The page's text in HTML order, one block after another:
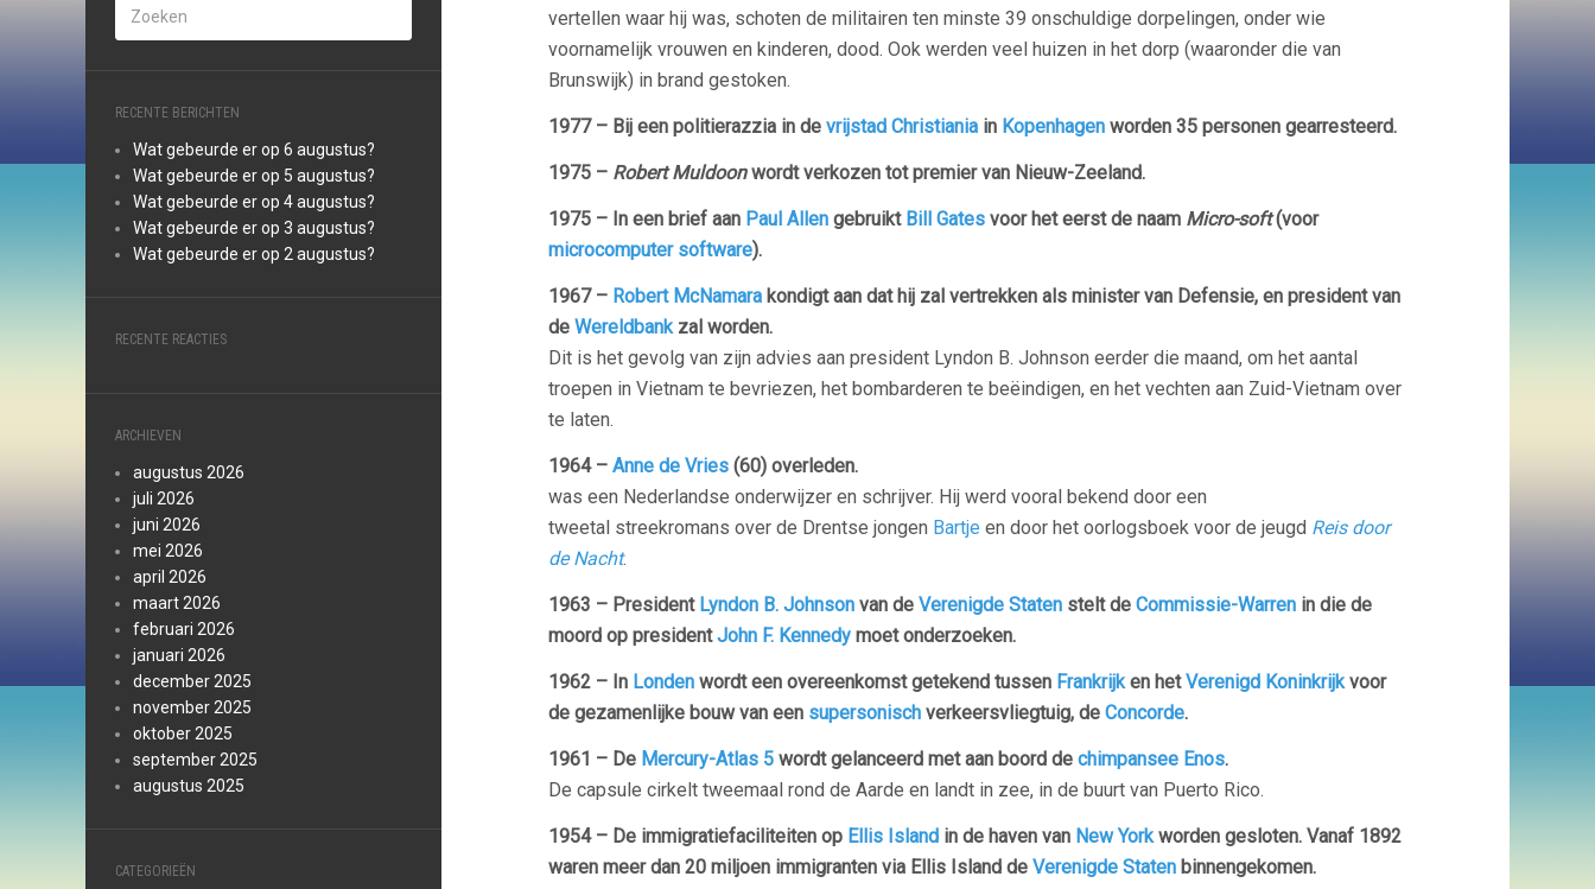
RECENTE BERICHTEN
Wat gebeurde er op 6 augustus?
Wat gebeurde er op 5 augustus?
Wat gebeurde er op 4 augustus?
Wat gebeurde er op 3 augustus?
Wat gebeurde er op 2 augustus?
RECENTE REACTIES
ARCHIEVEN
augustus 2026
juli 2026
juni 2026
mei 2026
april 2026
maart 2026
februari 2026
januari 2026
december 2025
november 2025
oktober 2025
september 2025
augustus 2025
CATEGORIEËN
vertellen waar hij was, schoten de militairen ten minste 39 onschuldige dorpelingen, onder wie
voornamelijk vrouwen en kinderen, dood. Ook werden veel huizen in het dorp (waaronder die van
Brunswijk) in brand gestoken.
1977 – Bij een politierazzia in de vrijstad Christiania in Kopenhagen worden 35 personen gearresteerd.
1975 – Robert Muldoonwordt verkozen tot premier van Nieuw-Zeeland.
1975 – In een brief aan Paul Allen gebruikt Bill Gates voor het eerst de naam Micro-soft(voor
microcomputer software).
1967 – Robert McNamara kondigt aan dat hij zal vertrekken als minister van Defensie, en president van
de Wereldbankzal worden.
Dit is het gevolg van zijn advies aan president Lyndon B. Johnson eerder die maand, om het aantal
troepen in Vietnam te bevriezen, het bombarderen te beëindigen, en het vechten aan Zuid-Vietnam over
te laten.
1964 – Anne de Vries (60) overleden.
was een Nederlandse onderwijzer en schrijver. Hij werd vooral bekend door een
tweetal streekromans over de Drentse jongen Bartje en door het oorlogsboek voor de jeugd Reis door
de Nacht.
1963 – President Lyndon B. Johnson van de Verenigde Staten stelt de Commissie-Warren in die de
moord op presidentJohn F. Kennedy moet onderzoeken.
1962 – In Londen wordt een overeenkomst getekend tussen Frankrijken hetVerenigd Koninkrijkvoor
de gezamenlijke bouw van een supersonisch verkeersvliegtuig, de Concorde.
1961 – De Mercury-Atlas 5 wordt gelanceerd met aan boord de chimpansee Enos.
De capsule cirkelt tweemaal rond de Aarde en landt in zee, in de buurt van Puerto Rico.
1954 – De immigratiefaciliteiten op Ellis Island in de haven van New Yorkworden gesloten. Vanaf 1892
waren meer dan 20 miljoen immigranten via Ellis Island de Verenigde Staten binnengekomen.